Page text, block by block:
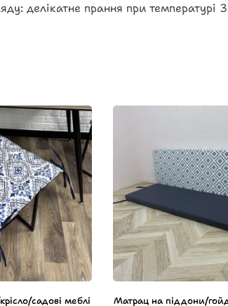
делікатне прання при температурі
садові меблі Матрац на піддони/